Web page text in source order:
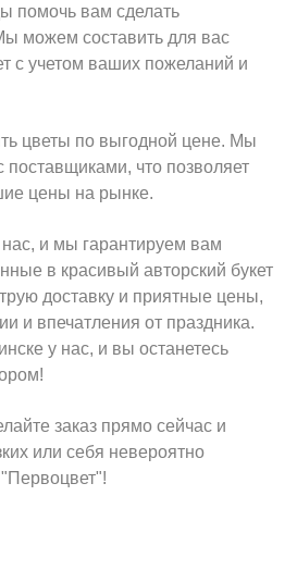
помочь вам сделать
можем составить для вас
с учетом ваших пожеланий и
цветы по выгодной цене. Мы
что позволяет
цены на рынке.
и мы гарантируем вам
в красивый авторский букет
доставку и приятные цены,
и впечатления от праздника.
у нас, и вы останетесь
заказ прямо сейчас и
или себя невероятно